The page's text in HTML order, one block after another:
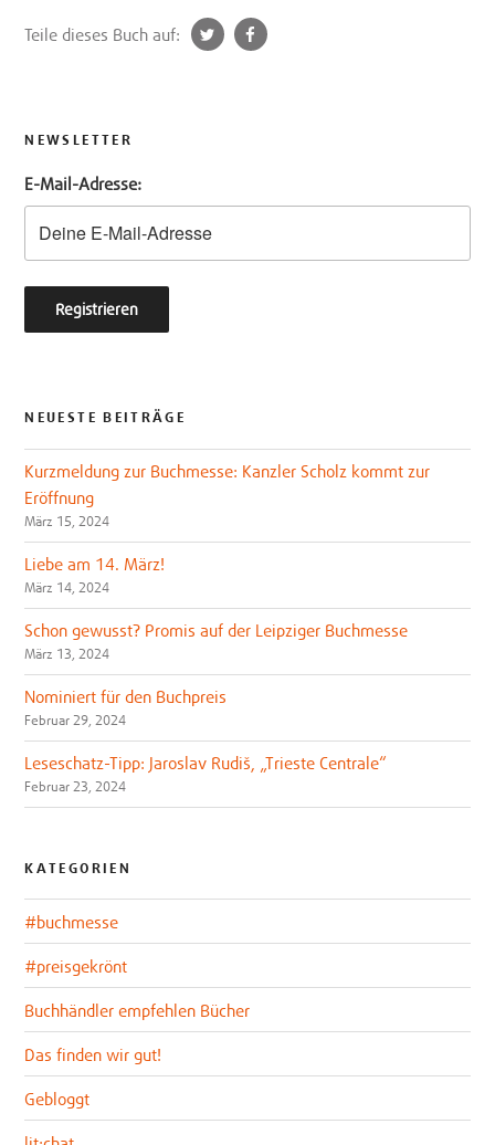
Teile dieses Buch auf:
t
NEWSLETTER
E-Mail-Adresse:
NEUESTE BEITRÄGE
Kurzmeldung zur Buchmesse: Kanzler Scholz kommt zur
Eröffnung
März 15, 2024
Liebe am 14. März!
März 14, 2024
Schon gewusst? Promis auf der Leipziger Buchmesse
März 13, 2024
Nominiert für den Buchpreis
Februar 29, 2024
Leseschatz-Tipp: Jaroslav Rudiš, „Trieste Centrale“
Februar 23, 2024
KATEGORIEN
#buchmesse
#preisgekrönt
Buchhändler empfehlen Bücher
Das finden wir gut!
Gebloggt